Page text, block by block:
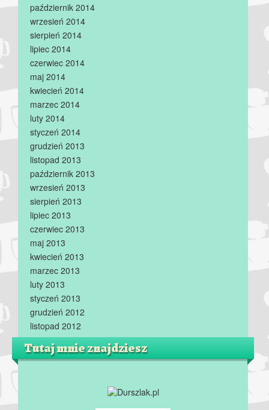
październik 2014
wrzesień 2014
sierpień 2014
lipiec 2014
czerwiec 2014
maj 2014
kwiecień 2014
marzec 2014
luty 2014
styczeń 2014
grudzień 2013
listopad 2013
październik 2013
wrzesień 2013
sierpień 2013
lipiec 2013
czerwiec 2013
maj 2013
kwiecień 2013
marzec 2013
luty 2013
styczeń 2013
grudzień 2012
listopad 2012
Tutaj mnie znajdziesz